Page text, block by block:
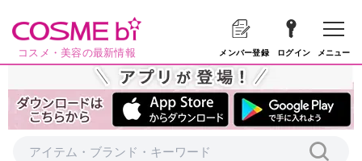
コスメ・美容の最新情報 メンバー登録 ログイン メニュー